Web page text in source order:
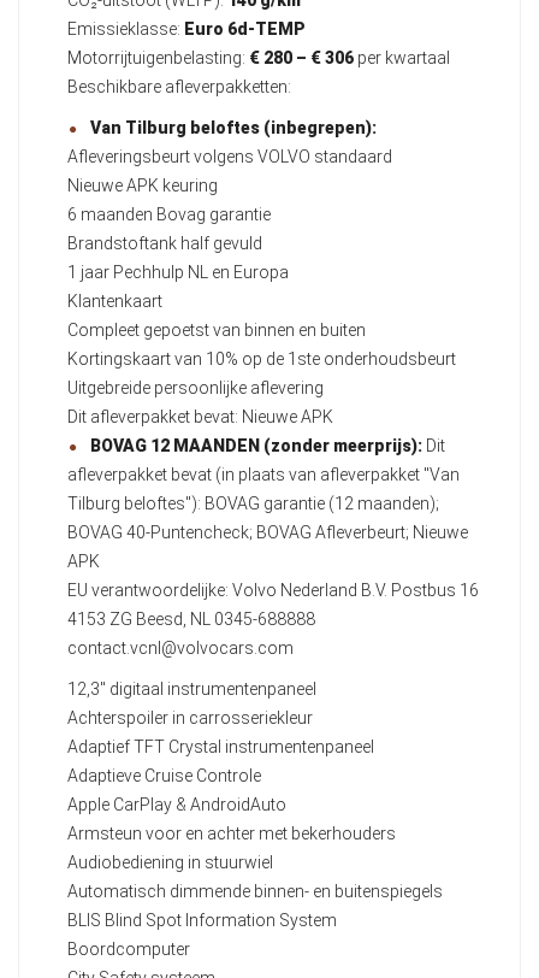
Emissieklasse: Euro 6d-TEMP
Motorrijtuigenbelasting: € 280 – € 306 per kwartaal
Beschikbare afleverpakketten:
Van Tilburg beloftes (inbegrepen):
Afleveringsbeurt volgens VOLVO standaard
Nieuwe APK keuring
6 maanden Bovag garantie
Brandstoftank half gevuld
1 jaar Pechhulp NL en Europa
Klantenkaart
Compleet gepoetst van binnen en buiten
Kortingskaart van 10% op de 1ste onderhoudsbeurt
Uitgebreide persoonlijke aflevering
Dit afleverpakket bevat: Nieuwe APK
BOVAG 12 MAANDEN (zonder meerprijs): Dit
afleverpakket bevat (in plaats van afleverpakket "Van
Tilburg beloftes"): BOVAG garantie (12 maanden);
BOVAG 40-Puntencheck; BOVAG Afleverbeurt; Nieuwe
APK
EU verantwoordelijke: Volvo Nederland B.V. Postbus 16
4153 ZG Beesd, NL 0345-688888
contact.vcnl@volvocars.com
12,3" digitaal instrumentenpaneel
Achterspoiler in carrosseriekleur
Adaptief TFT Crystal instrumentenpaneel
Adaptieve Cruise Controle
Apple CarPlay & AndroidAuto
Armsteun voor en achter met bekerhouders
Audiobediening in stuurwiel
Automatisch dimmende binnen- en buitenspiegels
BLIS Blind Spot Information System
Boordcomputer